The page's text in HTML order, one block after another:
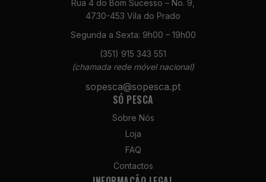
Rua 4 do Bom Sucesso – No. 9,
4730-453 Vila do Prado
Segunda a Sexta: 9h00 – 19h00
(351) 915 343 551
(chamada rede móvel nacional)
sopesca@sopesca.pt
SÓ PESCA
Sobre Nós
Loja
FAQ
Contactos
Necessários
não são
opcionais. São
necessários
para o
funcionamento
do site.
Para que